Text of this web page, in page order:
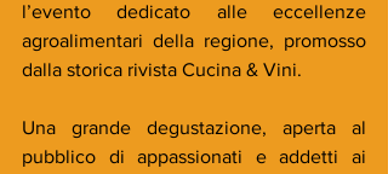
l’evento dedicato alle eccellenze
agroalimentari della regione, promosso
dalla storica rivista Cucina & Vini.
Una grande degustazione, aperta al
pubblico di appassionati e addetti ai